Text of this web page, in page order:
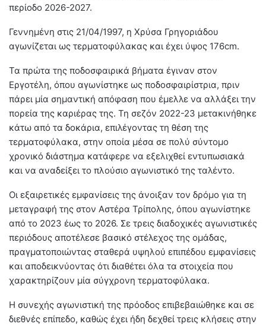
περίοδο 2026-2027.
Γεννημένη στις 21/04/1997, η Χρύσα Γρηγοριάδου
αγωνίζεται ως τερματοφύλακας και έχει ύψος 176cm.
Τα πρώτα της ποδοσφαιρικά βήματα έγιναν στον
Εργοτέλη, όπου αγωνίστηκε ως ποδοσφαιρίστρια, πριν
πάρει μία σημαντική απόφαση που έμελλε να αλλάξει την
πορεία της καριέρας της. Τη σεζόν 2022-23 μετακινήθηκε
κάτω από τα δοκάρια, επιλέγοντας τη θέση της
τερματοφύλακα, στην οποία μέσα σε πολύ σύντομο
χρονικό διάστημα κατάφερε να εξελιχθεί εντυπωσιακά
και να αναδείξει το πλούσιο αγωνιστικό της ταλέντο.
Οι εξαιρετικές εμφανίσεις της άνοιξαν τον δρόμο για τη
μεταγραφή της στον Αστέρα Τρίπολης, όπου αγωνίστηκε
από το 2023 έως το 2026. Σε τρεις διαδοχικές αγωνιστικές
περιόδους αποτέλεσε βασικό στέλεχος της ομάδας,
πραγματοποιώντας σταθερά υψηλού επιπέδου εμφανίσεις
και αποδεικνύοντας ότι διαθέτει όλα τα στοιχεία που
χαρακτηρίζουν μία σύγχρονη τερματοφύλακα.
Η συνεχής αγωνιστική της πρόοδος επιβεβαιώθηκε και σε
διεθνές επίπεδο, καθώς έχει ήδη δεχθεί τρεις κλήσεις στην